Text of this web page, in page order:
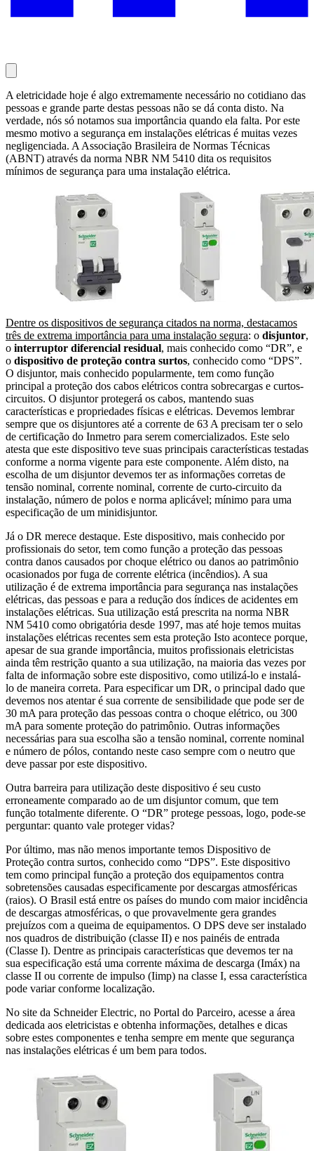
A eletricidade hoje é algo extremamente necessário no cotidiano das
pessoas e grande parte destas pessoas não se dá conta disto. Na
verdade, nós só notamos sua importância quando ela falta. Por este
mesmo motivo a segurança em instalações elétricas é muitas vezes
negligenciada. A Associação Brasileira de Normas Técnicas
(ABNT) através da norma NBR NM 5410 dita os requisitos
mínimos de segurança para uma instalação elétrica.
Dentre os dispositivos de segurança citados na norma, destacamos
três de extrema importância para uma instalação segura: o disjuntor,
o interruptor diferencial residual, mais conhecido como “DR”, e
o dispositivo de proteção contra surtos, conhecido como “DPS”.
O disjuntor, mais conhecido popularmente, tem como função
principal a proteção dos cabos elétricos contra sobrecargas e curtos-
circuitos. O disjuntor protegerá os cabos, mantendo suas
características e propriedades físicas e elétricas. Devemos lembrar
sempre que os disjuntores até a corrente de 63 A precisam ter o selo
de certificação do Inmetro para serem comercializados. Este selo
atesta que este dispositivo teve suas principais características testadas
conforme a norma vigente para este componente. Além disto, na
escolha de um disjuntor devemos ter as informações corretas de
tensão nominal, corrente nominal, corrente de curto-circuito da
instalação, número de polos e norma aplicável; mínimo para uma
especificação de um minidisjuntor.
Já o DR merece destaque. Este dispositivo, mais conhecido por
profissionais do setor, tem como função a proteção das pessoas
contra danos causados por choque elétrico ou danos ao patrimônio
ocasionados por fuga de corrente elétrica (incêndios). A sua
utilização é de extrema importância para segurança nas instalações
elétricas, das pessoas e para a redução dos índices de acidentes em
instalações elétricas. Sua utilização está prescrita na norma NBR
NM 5410 como obrigatória desde 1997, mas até hoje temos muitas
instalações elétricas recentes sem esta proteção Isto acontece porque,
apesar de sua grande importância, muitos profissionais eletricistas
ainda têm restrição quanto a sua utilização, na maioria das vezes por
falta de informação sobre este dispositivo, como utilizá-lo e instalá-
lo de maneira correta. Para especificar um DR, o principal dado que
devemos nos atentar é sua corrente de sensibilidade que pode ser de
30 mA para proteção das pessoas contra o choque elétrico, ou 300
mA para somente proteção do patrimônio. Outras informações
necessárias para sua escolha são a tensão nominal, corrente nominal
e número de pólos, contando neste caso sempre com o neutro que
deve passar por este dispositivo.
Outra barreira para utilização deste dispositivo é seu custo
erroneamente comparado ao de um disjuntor comum, que tem
função totalmente diferente. O “DR” protege pessoas, logo, pode-se
perguntar: quanto vale proteger vidas?
Por último, mas não menos importante temos Dispositivo de
Proteção contra surtos, conhecido como “DPS”. Este dispositivo
tem como principal função a proteção dos equipamentos contra
sobretensões causadas especificamente por descargas atmosféricas
(raios). O Brasil está entre os países do mundo com maior incidência
de descargas atmosféricas, o que provavelmente gera grandes
prejuízos com a queima de equipamentos. O DPS deve ser instalado
nos quadros de distribuição (classe II) e nos painéis de entrada
(Classe I). Dentre as principais características que devemos ter na
sua especificação está uma corrente máxima de descarga (Imáx) na
classe II ou corrente de impulso (Iimp) na classe I, essa característica
pode variar conforme localização.
No site da Schneider Electric, no Portal do Parceiro, acesse a área
dedicada aos eletricistas e obtenha informações, detalhes e dicas
sobre estes componentes e tenha sempre em mente que segurança
nas instalações elétricas é um bem para todos.